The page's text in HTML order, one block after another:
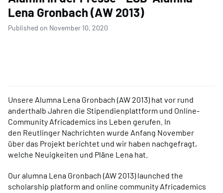
Lena Gronbach (AW 2013)
Published on November 10, 2020
Unsere Alumna Lena Gronbach (AW 2013) hat vor rund
anderthalb Jahren die Stipendienplattform und Online-
Community Africademics ins Leben gerufen. In
den Reutlinger Nachrichten wurde Anfang November
über das Projekt berichtet und wir haben nachgefragt,
welche Neuigkeiten und Pläne Lena hat.
Our alumna Lena Gronbach (AW 2013) launched the
scholarship platform and online community Africademics